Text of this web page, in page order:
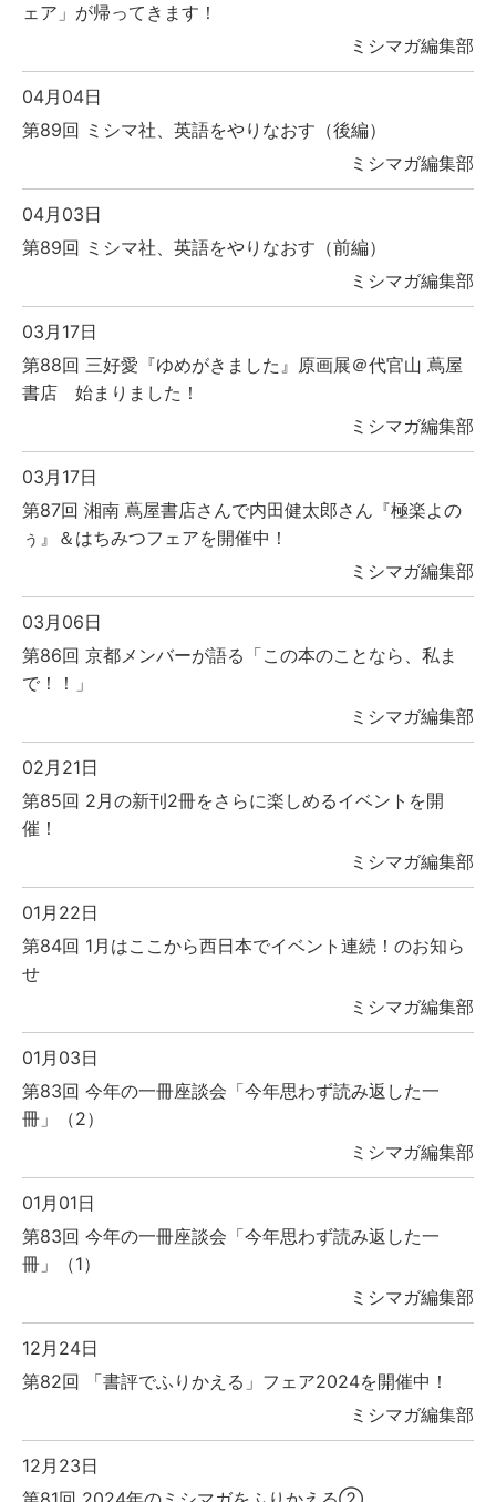
ェア」が帰ってきます！
ミシマガ編集部
04月04日
第89回 ミシマ社、英語をやりなおす（後編）
ミシマガ編集部
04月03日
第89回 ミシマ社、英語をやりなおす（前編）
ミシマガ編集部
03月17日
第88回 三好愛『ゆめがきました』原画展＠代官山 蔦屋
書店 始まりました！
ミシマガ編集部
03月17日
第87回 湘南 蔦屋書店さんで内田健太郎さん『極楽よの
ぅ』＆はちみつフェアを開催中！
ミシマガ編集部
03月06日
第86回 京都メンバーが語る「この本のことなら、私ま
で！！」
ミシマガ編集部
02月21日
第85回 2月の新刊2冊をさらに楽しめるイベントを開
催！
ミシマガ編集部
01月22日
第84回 1月はここから西日本でイベント連続！のお知ら
せ
ミシマガ編集部
01月03日
第83回 今年の一冊座談会「今年思わず読み返した一
冊」（2）
ミシマガ編集部
01月01日
第83回 今年の一冊座談会「今年思わず読み返した一
冊」（1）
ミシマガ編集部
12月24日
第82回 「書評でふりかえる」フェア2024を開催中！
ミシマガ編集部
12月23日